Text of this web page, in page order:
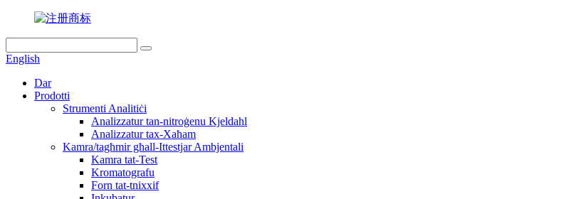
English
Dar
Prodotti
Strumenti Analitiċi
Analizzatur tan-nitroġenu Kjeldahl
Analizzatur tax-Xaħam
Kamra/tagħmir għall-Ittestjar Ambjentali
Kamra tat-Test
Kromatografu
Forn tat-tnixxif